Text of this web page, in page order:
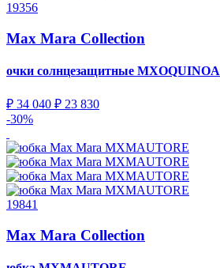
19356
Max Mara Collection
очки солнцезащитные MXOQUINOA
₽ 34 040 ₽ 23 830
-30%
19841
Max Mara Collection